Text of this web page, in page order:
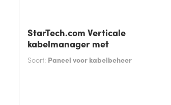
StarTech.com Verticale
kabelmanager met
Soort: Paneel voor kabelbeheer